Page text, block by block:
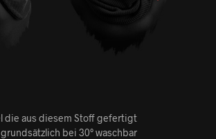
die aus diesem Stoff gefertigt
bei 30° waschbar